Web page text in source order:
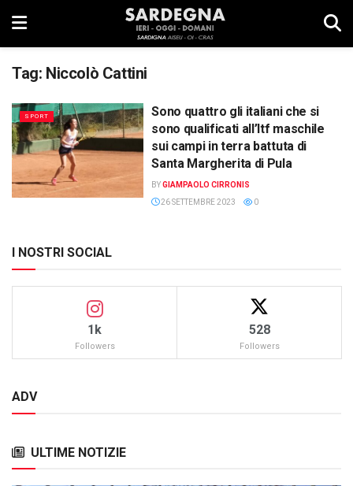
Tag: Niccolò Cattini
SPORT
Sono quattro gli italiani che si
sono qualificati all’Itf maschile
sui campi in terra battuta di
Santa Margherita di Pula
BYGIAMPAOLO CIRRONIS
26 SETTEMBRE 2023
0
I NOSTRI SOCIAL
1k
Followers
528
Followers
ADV
ULTIME NOTIZIE